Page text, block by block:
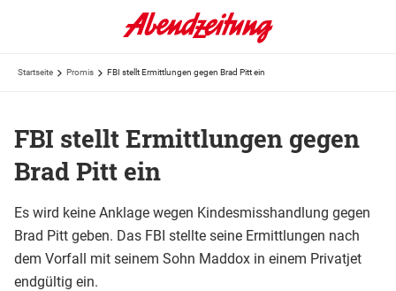
Startseite Promis FBI stellt Ermittlungen gegen Brad Pitt ein
FBI stellt Ermittlungen gegen
Brad Pitt ein
Es wird keine Anklage wegen Kindesmisshandlung gegen
Brad Pitt geben. Das FBI stellte seine Ermittlungen nach
dem Vorfall mit seinem Sohn Maddox in einem Privatjet
endgültig ein.